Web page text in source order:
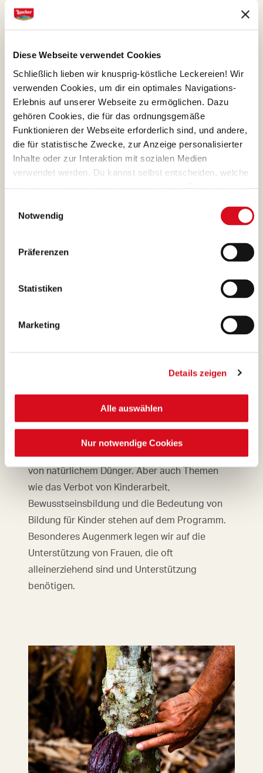
Diese Webseite verwendet Cookies
Schließlich lieben wir knusprig-köstliche Leckereien! Wir
verwenden Cookies, um dir ein optimales Navigations-
Erlebnis auf unserer Webseite zu ermöglichen. Dazu
gehören Cookies, die für das ordnungsgemäße
Funktionieren der Webseite erforderlich sind, und andere,
die für statistische Zwecke, zur Anzeige personalisierter
Inhalte oder zur Interaktion mit sozialen Medien
verwendet werden. Du kannst selbst entscheiden, welche
einige Funktionalitäten der Webseite möglicherweise
Notwendig
Präferenzen
Statistiken
Marketing
Details zeigen
Alle auswählen
Nur notwendige Cookies
Die lokaleBevölkerung
In der Überzeugung, dass die Bauern der Dreh-
unterstützen wir sie gemeinsam mit unseren
die Lebensbedingungen der lokalen
Praktiken verbessern. Oder indem wir die
Thema Rückverfolgbarkeit aufgreifen. Die
überprüfen. In der Elfenbeinküste werden
landwirtschaftlichen Praktiken für Kakaobauern
angeboten. Themen sind unter anderem der
gesetzeskonforme Einsatz von
Pflanzenschutzmitteln oder die Kompostierung
von natürlichem Dünger. Aber auch Themen
wie das Verbot von Kinderarbeit,
Bewusstseinsbildung und die Bedeutung von
Bildung für Kinder stehen auf dem Programm.
Besonderes Augenmerk legen wir auf die
Unterstützung von Frauen, die oft
alleinerziehend sind und Unterstützung
benötigen.